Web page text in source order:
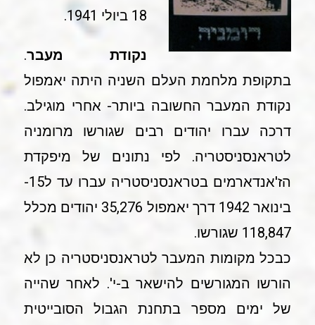
18 ביולי 1941.
נקודת מעבר.
בתקופת מלחמת העלם השניה היתה יאמפול
נקודת המעבר החשובה ביותר- אחרי מוגילב.
דרכה עברו יהודים רבים שגורשו מרומניה
לטראנסניסטריה. לפי נתונים של מיפקדת
הז'אנדארמים בטראנסניסטריה עברו עד ל15-
בינואר 1942 דרך יאמפול 35,276 יהודים מכלל
118,847 שגורשו.
כבכל מקומות המעבר לטראנסניסטריה כן לא
הורשו המגורשים להישאר ב-י'. לאחר שהייה
של ימים מספר בתחנת הגבול הסובייטית